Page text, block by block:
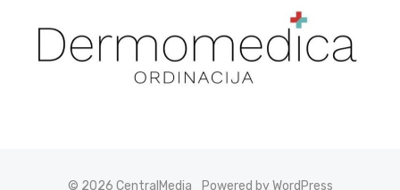
© 2026 CentralMedia Powered by WordPress